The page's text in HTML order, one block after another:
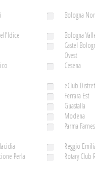
Bologna
Bologna
Castel
Ovest
Cesena
eClub
Ferrara Est
Guastalla
Modena
Parma
Reggio
Perla
Rotary Club